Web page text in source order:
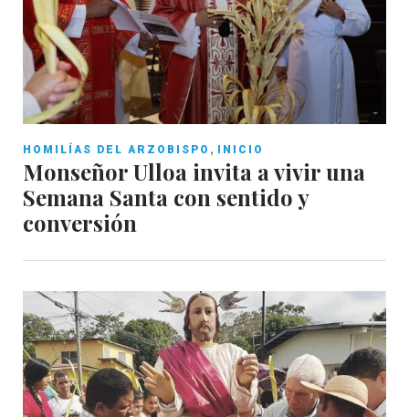
HOMILÍAS DEL ARZOBISPO , INICIO
Monseñor Ulloa invita a vivir una
Semana Santa con sentido y
conversión